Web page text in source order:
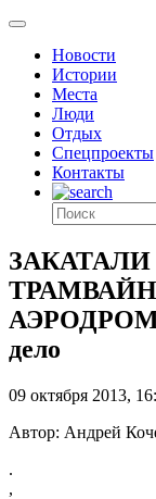
Новости
Истории
Места
Люди
Отдых
Спецпроекты
Контакты
дело
09 октября 2013,
Автор: Андрей
.
,